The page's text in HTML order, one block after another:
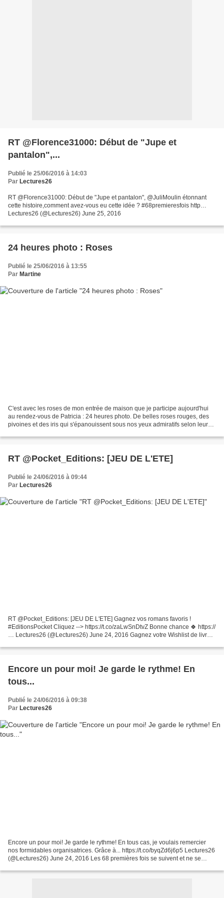
RT @Florence31000: Début de "Jupe et
pantalon",...
Publié le 25/06/2016 à 14:03
Par Lectures26
RT @Florence31000: Début de "Jupe et pantalon", @JuliMoulin étonnant
cette histoire,comment avez-vous eu cette idée ? #68premieresfois http…
Lectures26 (@Lectures26) June 25, 2016
24 heures photo : Roses
Publié le 25/06/2016 à 13:55
Par Martine
C'est avec les roses de mon entrée de maison que je participe aujourd'hui
au rendez-vous de Patricia : 24 heures photo. De belles roses rouges, des
pivoines et des iris qui s'épanouissent sous nos yeux admiratifs selon leur
RT @Pocket_Editions: [JEU DE L'ETE]
Publié le 24/06/2016 à 09:44
Par Lectures26
RT @Pocket_Editions: [JEU DE L'ETE] Gagnez vos romans favoris !
#EditionsPocket Cliquez --> https://t.co/zaLwSnDtvZ Bonne chance 🍀 https://
… Lectures26 (@Lectures26) June 24, 2016 Gagnez votre Wishlist de livres
Encore un pour moi! Je garde le rythme! En
tous...
Publié le 24/06/2016 à 09:38
Par Lectures26
Encore un pour moi! Je garde le rythme! En tous cas, je voulais remercier
nos formidables organisatrices. Grâce à... https://t.co/byqZd6j6p5 Lectures26
(@Lectures26) June 24, 2016 Les 68 premières fois se suivent et ne se